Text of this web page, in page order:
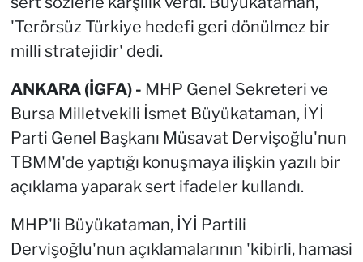
'Terörsüz Türkiye hedefi geri dönülmez bir
milli stratejidir' dedi.
ANKARA (İGFA) - MHP Genel Sekreteri ve
Bursa Milletvekili İsmet Büyükataman, İYİ
Parti Genel Başkanı Müsavat Dervişoğlu'nun
TBMM'de yaptığı konuşmaya ilişkin yazılı bir
açıklama yaparak sert ifadeler kullandı.
MHP'li Büyükataman, İYİ Partili
Dervişoğlu'nun açıklamalarının 'kibirli, hamasi